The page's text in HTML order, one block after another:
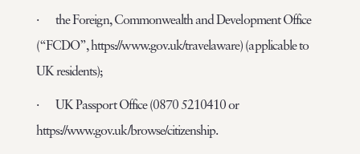
· the Foreign, Commonwealth and Development Office
(“FCDO”, https://www.gov.uk/travelaware) (applicable to
UK residents);
· UK Passport Office (0870 5210410 or
https://www.gov.uk/browse/citizenship.